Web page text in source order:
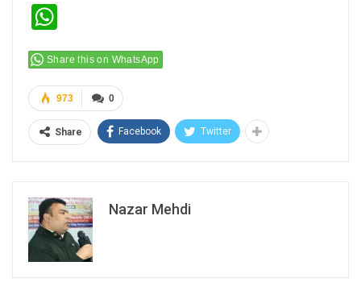
Share this on WhatsApp
0
973
Share Facebook Twitter
Nazar Mehdi